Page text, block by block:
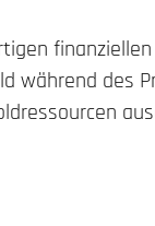
während des